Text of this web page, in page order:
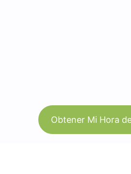
Obtener Mi Hora